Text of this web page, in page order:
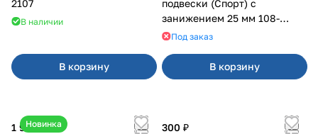
2107
В наличии
В корзину
подвески (Спорт) с
занижением 25 мм 108-
21099, 2113-2115
Под заказ
В корзину
Новинка
1 900 ₽
300 ₽